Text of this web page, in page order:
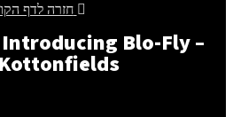
חזרה לדף
Blo-Fly –